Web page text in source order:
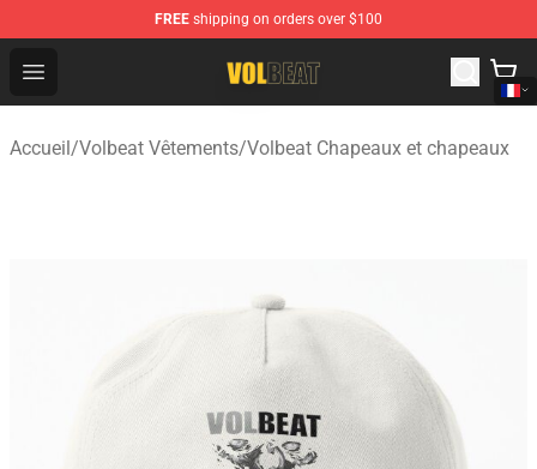
FREE shipping on orders over $100
Open menu
Volbeat Shop - Official Volbeat Merchandise Store
Accueil/Volbeat Vêtements/Volbeat Chapeaux et chapeaux